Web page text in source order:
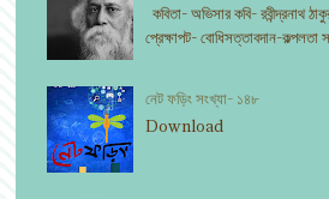
কবিতা- অভিসার কবি- রবীন্দ্রনাথ
প্রেক্ষাপট- বোধিসত্তাবদান-কল্পলতা
নেট ফড়িং সংখ্যা- ১৪৮
Download